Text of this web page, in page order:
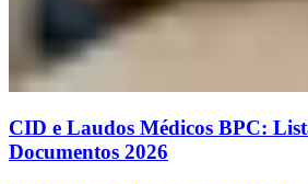
CID e Laudos Médicos BPC:
Documentos 2026